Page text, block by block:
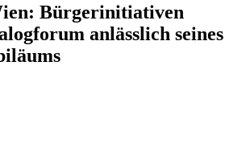
Bürgerinitiativen
anlässlich seines